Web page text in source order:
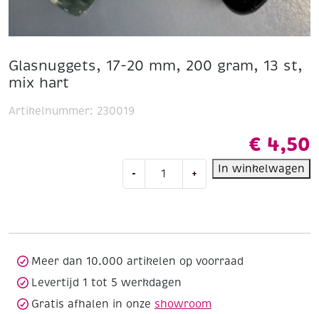
Glasnuggets, 17-20 mm, 200 gram, 13 st,
mix hart
€ 4,50
-
13
hart
+ In winkelwagen
Artikelnummer: 230019
Meer dan 10.000 artikelen op voorraad
Levertijd 1 tot 5 werkdagen
Gratis afhalen in onze showroom